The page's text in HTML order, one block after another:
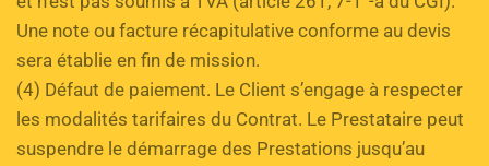
Une note ou facture récapitulative conforme au devis
sera établie en fin de mission.
(4) Défaut de paiement. Le Client s’engage à respecter
les modalités tarifaires du Contrat. Le Prestataire peut
suspendre le démarrage des Prestations jusqu’au